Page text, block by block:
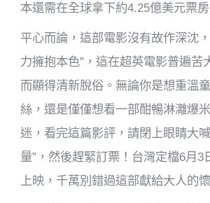
本還需在全球拿下約4.25億美元票房
平心而論，這部電影沒有故作深沈
力擁抱本色”，這在超英電影普遍苦
而顯得清新脫俗。無論你是想重溫
絲，還是僅僅想看一部酣暢淋灕爆
迷，看完這篇影評，請閉上眼睛大
量”，然後趕緊訂票！台灣定檔6月3
上映，千萬別錯過這部獻給大人的